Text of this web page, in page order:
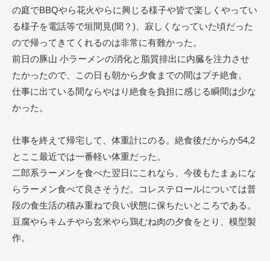
の庭でBBQやら花火やらに興じる様子や皆で楽しくやってい
る様子を電話等で垣間見(聞？)、寂しくなっていた頃だった
ので帰ってきてくれるのは非常に有難かった。
前日の豚山 小ラーメンの消化と脂質排出に内臓を注力させ
たかったので、この日も朝から夕食までの間はプチ絶食。
仕事に出ている間ならやはり絶食を負担に感じる瞬間は少な
かった。
仕事を終えて帰宅して、体重計にのる。絶食後だからか54,2
とここ最近では一番軽い体重だった。
二郎系ラーメンを食べた翌日にこれなら、今後もたまぁにな
らラーメン食べて良さそうだ。コレステロールについては普
段の食生活の積み重ねで良い状態に保ちたいところである。
豆腐やらキムチやら玄米やら鶏むね肉の夕食をとり、模型製
作。